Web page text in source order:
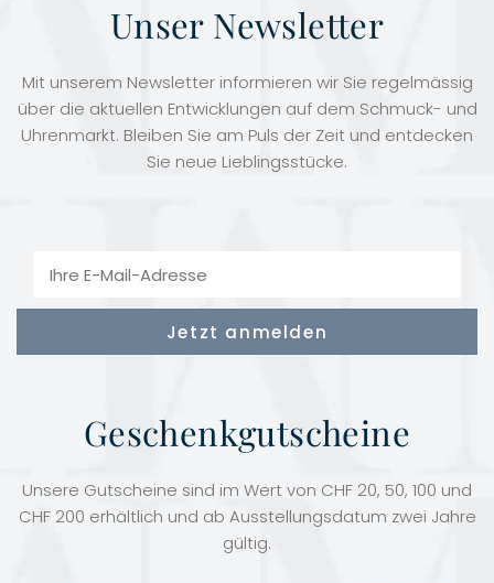
Unser Newsletter
Mit unserem Newsletter informieren wir Sie regelmässig
über die aktuellen Entwicklungen auf dem Schmuck- und
Uhrenmarkt. Bleiben Sie am Puls der Zeit und entdecken
Sie neue Lieblingsstücke.
Geschenkgutscheine
Unsere Gutscheine sind im Wert von CHF 20, 50, 100 und
CHF 200 erhältlich und ab Ausstellungsdatum zwei Jahre
gültig.